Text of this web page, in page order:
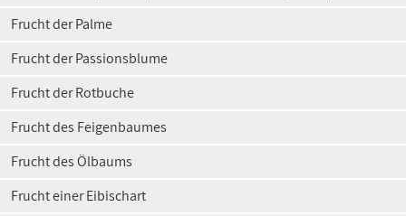
Frucht der Palme
Frucht der Passionsblume
Frucht der Rotbuche
Frucht des Feigenbaumes
Frucht des Ölbaums
Frucht einer Eibischart